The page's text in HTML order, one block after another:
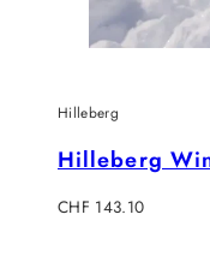
Hilleberg
Hilleberg
Verkaufspreis
CHF 143.10